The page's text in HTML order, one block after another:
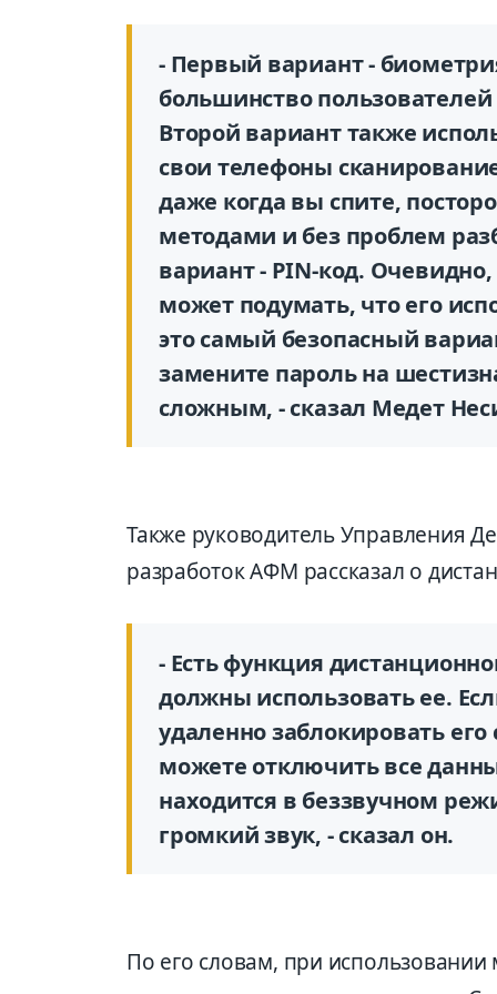
- Первый вариант -
большинство
Второй вариант также
свои телефоны
даже когда вы спите,
методами и без проблем
вариант - PIN-код.
может подумать, что его
это самый безопасный
замените пароль на
сложным, - сказал Медет
Также руководитель Управления
разработок АФМ рассказал о
- Есть функция
должны использовать ее.
удаленно заблокировать
можете отключить все
находится в беззвучном
громкий звук, - сказал он.
По его словам, при